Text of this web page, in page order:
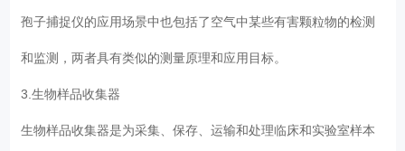
孢子捕捉仪的应用场景中也包括了空气中某些有害颗粒物的检测
和监测，两者具有类似的测量原理和应用目标。
3.生物样品收集器
生物样品收集器是为采集、保存、运输和处理临床和实验室样本